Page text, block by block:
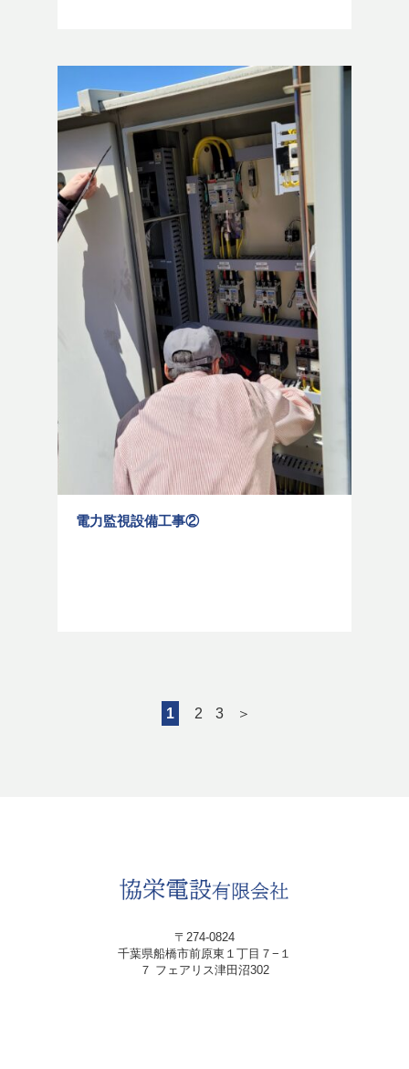
電力監視設備工事②
1 2 3 ＞
〒274-0824
千葉県船橋市前原東１丁目７−１
７ フェアリス津田沼302